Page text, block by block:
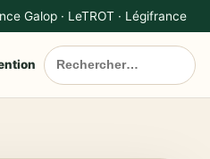
Galop · LeTROT · Légifrance